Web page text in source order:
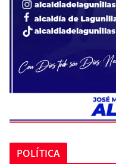
POLÍTICA